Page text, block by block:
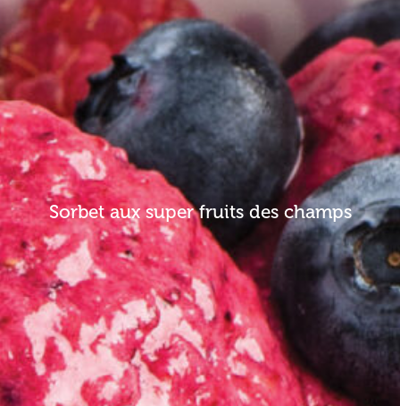
Sorbet aux super fruits des champs